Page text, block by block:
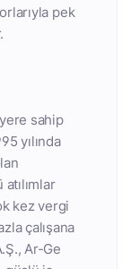
pek
sahip
yılında
kez vergi
çalışana
Ar-Ge